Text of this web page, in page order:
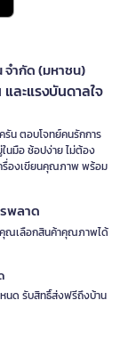
จำกัด (มหาชน)
ละแรงบันดาลใจ
รัน ตอบโจทย์คนรักการ
นมือ ช้อปง่าย ไม่ต้อง
รื่องเขียนคุณภาพ พร้อม
พลาด
คุณเลือกสินค้าคุณภาพได้
นด รับสิทธิ์ส่งฟรีถึงบ้าน